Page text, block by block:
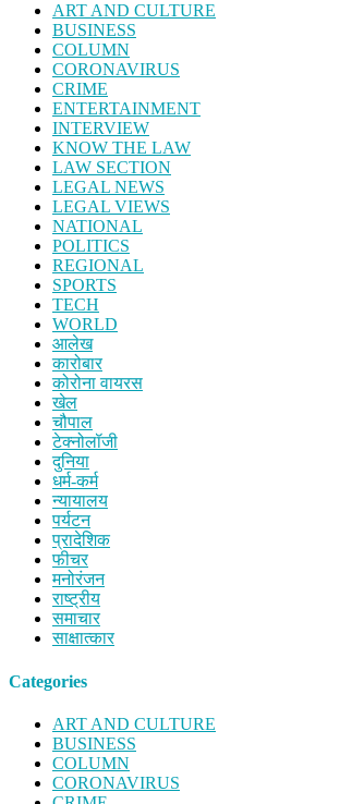
ART AND CULTURE
BUSINESS
COLUMN
CORONAVIRUS
CRIME
ENTERTAINMENT
INTERVIEW
KNOW THE LAW
LAW SECTION
LEGAL NEWS
LEGAL VIEWS
NATIONAL
POLITICS
REGIONAL
SPORTS
TECH
WORLD
आलेख
कारोबार
कोरोना वायरस
खेल
चौपाल
टेक्नोलॉजी
दुनिया
धर्म-कर्म
न्यायालय
पर्यटन
प्रादेशिक
फीचर
मनोरंजन
राष्ट्रीय
समाचार
साक्षात्कार
Categories
ART AND CULTURE
BUSINESS
COLUMN
CORONAVIRUS